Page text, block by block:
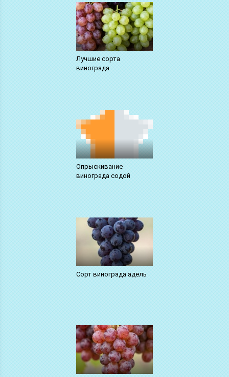
Лучшие сорта
винограда
Опрыскивание
винограда содой
Сорт винограда адель